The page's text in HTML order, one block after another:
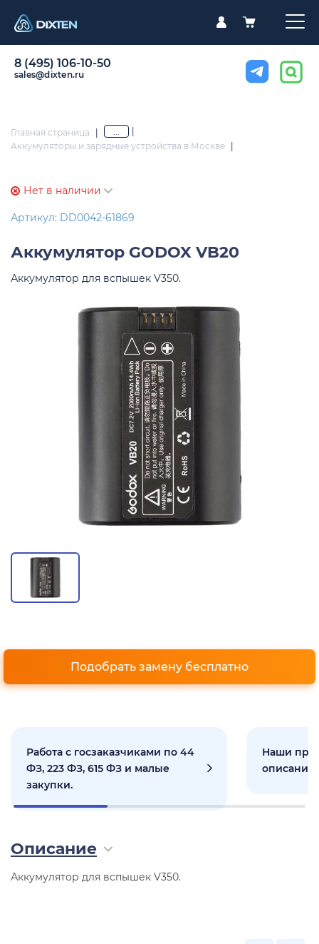
8 (495) 106-10-50
sales@dixten.ru
Главная страница | ...
Аккумуляторы и зарядные устройства в Москве
Нет в наличии
Артикул: DD0042-61869
Аккумулятор GODOX VB20
Аккумулятор для вспышек V350.
Подобрать замену бесплатно
Работа с госзаказчиками по 44
ФЗ, 223 ФЗ, 615 ФЗ и малые
закупки.
Наши
Описание
Аккумулятор для вспышек V350.